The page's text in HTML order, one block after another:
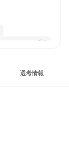
チームワークを重視
選考情報